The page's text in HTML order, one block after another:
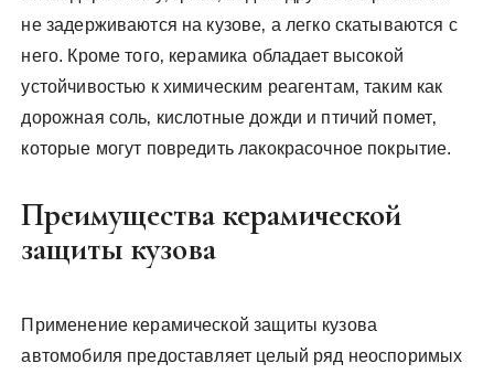
не задерживаются на кузове‚ а легко скатываются с
него. Кроме того‚ керамика обладает высокой
устойчивостью к химическим реагентам‚ таким как
дорожная соль‚ кислотные дожди и птичий помет‚
которые могут повредить лакокрасочное покрытие.
Преимущества керамической
защиты кузова
Применение керамической защиты кузова
автомобиля предоставляет целый ряд неоспоримых